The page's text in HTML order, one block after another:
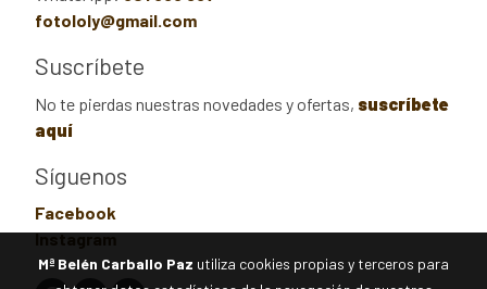
fotololy@gmail.com
Suscríbete
No te pierdas nuestras novedades y ofertas, suscríbete
aquí
Síguenos
Facebook
Instagram
Mª Belén Carballo Paz utiliza cookies propias y terceros para